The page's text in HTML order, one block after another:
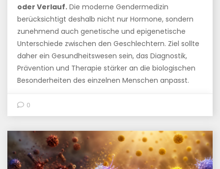
oder Verlauf. Die moderne Gendermedizin
berücksichtigt deshalb nicht nur Hormone, sondern
zunehmend auch genetische und epigenetische
Unterschiede zwischen den Geschlechtern. Ziel sollte
daher ein Gesundheitswesen sein, das Diagnostik,
Prävention und Therapie stärker an die biologischen
Besonderheiten des einzelnen Menschen anpasst.
0